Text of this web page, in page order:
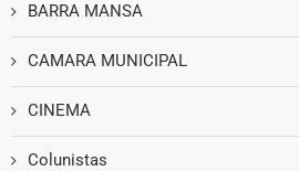
BARRA MANSA
CAMARA MUNICIPAL
CINEMA
Colunistas